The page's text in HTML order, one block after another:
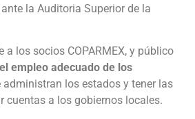
ante la Auditoria Superior de la
a los socios COPARMEX, y público
empleo adecuado de los
administran los estados y tener las
cuentas a los gobiernos locales.